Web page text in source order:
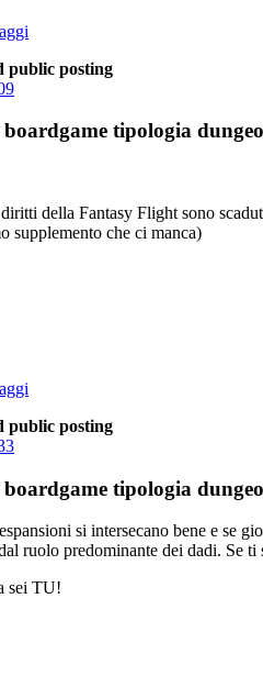
public posting
tipologia
della Fantasy Flight sono
supplemento che ci manca)
public posting
tipologia
si intersecano bene e se
ruolo predominante dei dadi. Se
sei TU!